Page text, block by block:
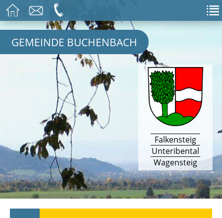
GEMEINDE BUCHENBACH
Falkensteig
Unteribental
Wagensteig